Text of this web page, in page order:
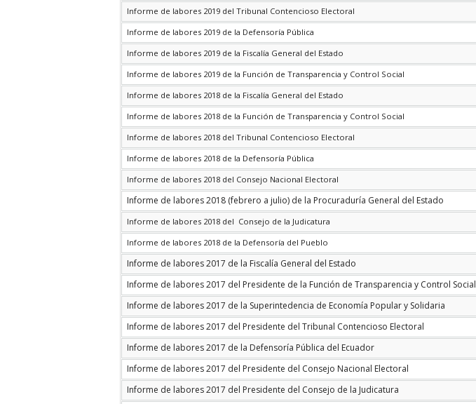
Informe de labores 2019 del Tribunal Contencioso Electoral
Informe de labores 2019 de la Defensoría Pública
Informe de labores 2019 de la Fiscalía General del Estado
Informe de labores 2019 de la Función de Transparencia y Control Social
Informe de labores 2018 de la Fiscalía General del Estado
Informe de labores 2018 de la Función de Transparencia y Control Social
Informe de labores 2018 del Tribunal Contencioso Electoral
Informe de labores 2018 de la Defensoría Pública
Informe de labores 2018 del Consejo Nacional Electoral
Informe de labores 2018 (febrero a julio) de la Procuraduría General del Estado
Informe de labores 2018 del Consejo de la Judicatura
Informe de labores 2018 de la Defensoría del Pueblo
Informe de labores 2017 de la Fiscalía General del Estado
Informe de labores 2017 del Presidente de la Función de Transparencia y Control Social
Informe de labores 2017 de la Superintedencia de Economía Popular y Solidaria
Informe de labores 2017 del Presidente del Tribunal Contencioso Electoral
Informe de labores 2017 de la Defensoría Pública del Ecuador
Informe de labores 2017 del Presidente del Consejo Nacional Electoral
Informe de labores 2017 del Presidente del Consejo de la Judicatura